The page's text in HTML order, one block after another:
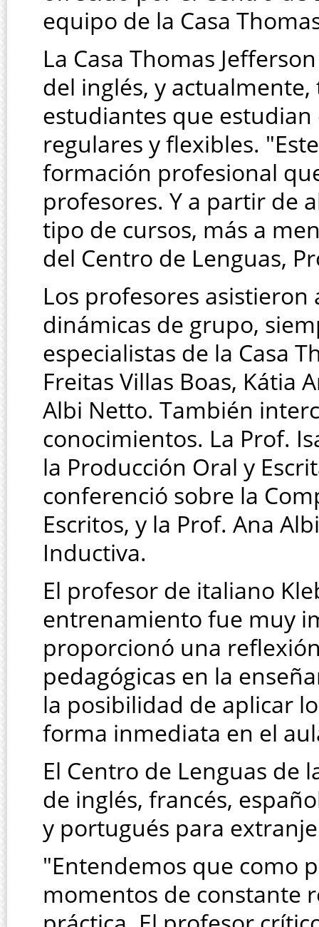
equipo de la Casa
La Casa Thomas
del inglés, y
estudiantes que
regulares y flexibles.
formación profesional
profesores. Y a partir de
tipo de cursos, más a
del Centro de Lenguas,
Los profesores
dinámicas de grupo,
especialistas de la Casa
Freitas Villas Boas, Kátia
Albi Netto. También
conocimientos. La Prof.
la Producción Oral y
conferenció sobre la
Escritos, y la Prof. Ana
Inductiva.
El profesor de italiano
entrenamiento fue muy
proporcionó una
pedagógicas en la
la posibilidad de aplicar
forma inmediata en el
El Centro de Lenguas de
de inglés, francés,
y portugués para
"Entendemos que como
momentos de constante